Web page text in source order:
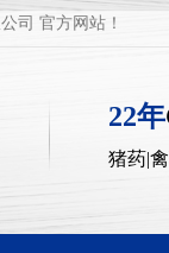
司 官方网站！
22年
猪药|